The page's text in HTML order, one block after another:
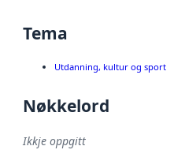
Tema
Utdanning, kultur og sport
Nøkkelord
Ikkje oppgitt